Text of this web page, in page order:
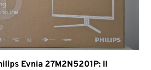
Evnia 27M2N5201P: Il